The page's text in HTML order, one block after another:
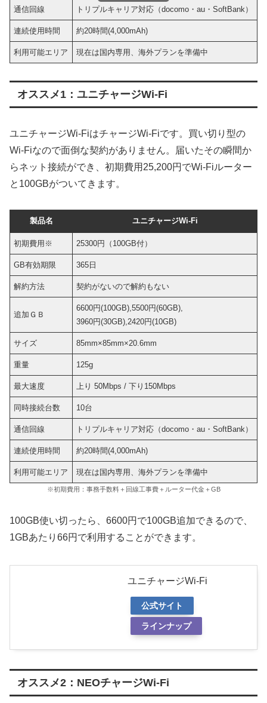
通信回線 トリプルキャリア対応（docomo・au・SoftBank）
連続使用時間 約20時間(4,000mAh)
利用可能エリア 現在は国内専用、海外プランを準備中
オススメ1：ユニチャージWi-Fi
ユニチャージWi-FiはチャージWi-Fiです。買い切り型の
Wi-Fiなので面倒な契約がありません。届いたその瞬間か
らネット接続ができ、初期費用25,200円でWi-Fiルーター
と100GBがついてきます。
製品名 ユニチャージWi-Fi
初期費用※ 25300円（100GB付）
GB有効期限 365日
解約方法 契約がないので解約もない
追加ＧＢ
6600円(100GB),5500円(60GB),
3960円(30GB),2420円(10GB)
サイズ 85mm×85mm×20.6mm
重量 125g
最大速度 上り 50Mbps / 下り150Mbps
同時接続台数 10台
通信回線 トリプルキャリア対応（docomo・au・SoftBank）
連続使用時間 約20時間(4,000mAh)
利用可能エリア 現在は国内専用、海外プランを準備中
※初期費用：事務手数料＋回線工事費＋ルーター代金＋GB
100GB使い切ったら、6600円で100GB追加できるので、
1GBあたり66円で利用することができます。
ユニチャージWi-Fi
公式サイト
ラインナップ
オススメ2：NEOチャージWi-Fi